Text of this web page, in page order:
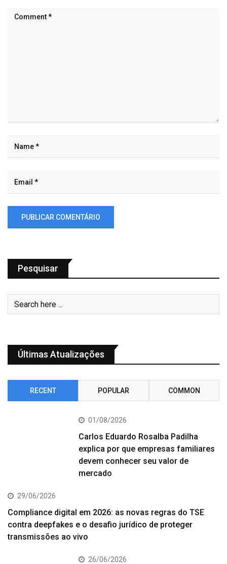
Pesquisar
Últimas Atualizações
RECENT POPULAR COMMON
01/08/2026
Carlos Eduardo Rosalba Padilha
explica por que empresas familiares
devem conhecer seu valor de
mercado
29/06/2026
Compliance digital em 2026: as novas regras do TSE
contra deepfakes e o desafio jurídico de proteger
transmissões ao vivo
26/06/2026